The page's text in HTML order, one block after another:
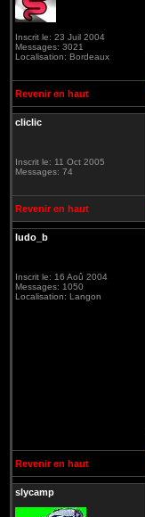
Inscrit le: 23 Juil 2004
Messages: 3021
Localisation: Bordeaux
Revenir en haut
cliclic
Inscrit le: 11 Oct 2005
Messages: 74
Revenir en haut
ludo_b
Inscrit le: 16 Aoû 2004
Messages: 1050
Localisation: Langon
Revenir en haut
slycamp